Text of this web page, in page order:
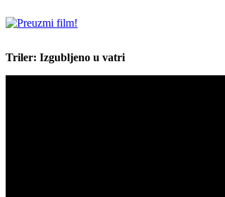
Triler: Izgubljeno u vatri